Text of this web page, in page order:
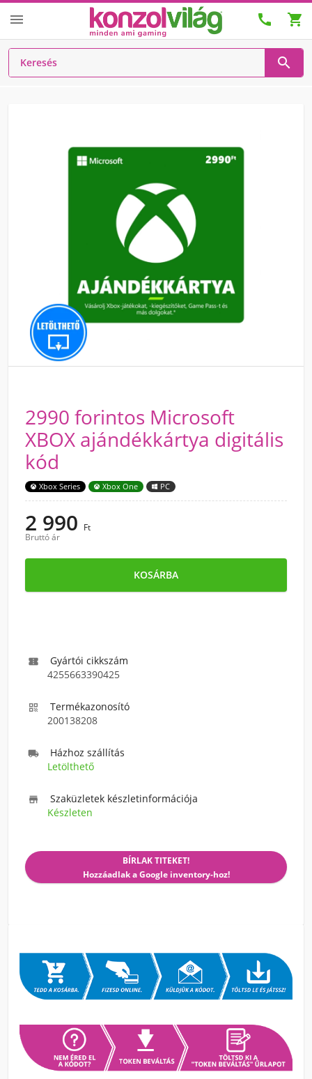
  

2990 forintos Microsoft
XBOX ajándékkártya digitális
kód
Xbox Series Xbox One PC
2 990 Ft
Bruttó ár
KOSÁRBA

Gyártói cikkszám
4255663390425

Termékazonosító
200138208

Házhoz szállítás
Letölthető

Szaküzletek készletinformációja
Készleten
BÍRLAK TITEKET!
Hozzáadlak a Google inventory-hoz!